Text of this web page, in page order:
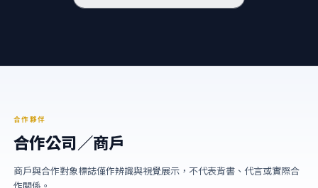
合作夥伴
合作公司／商戶
商戶與合作對象標誌僅作辨識與視覺展示，不代表背書、代言或實際合